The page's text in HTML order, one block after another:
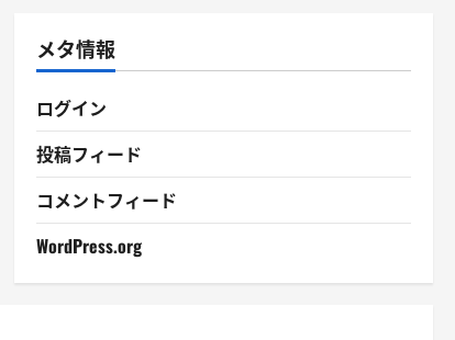
ブ
メタ情報
ログイン
投稿フィード
コメントフィード
WordPress.org